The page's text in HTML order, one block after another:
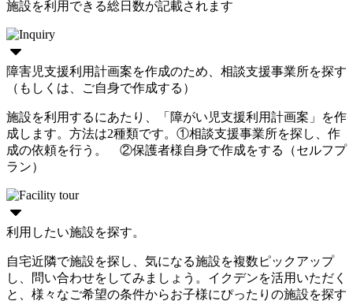
施設を利用できる総日数が記載されます
障害児支援利用計画案を作成のため、相談支援事業所を探す
（もしくは、ご自身で作成する）
施設を利用するにあたり、「障がい児支援利用計画案」を作
成します。方法は2種類です。①相談支援事業所を探し、作
成の依頼を行う。 ②保護者様自身で作成をする（セルフプ
ラン）
利用したい施設を探す。
自宅近隣で施設を探し、気になる施設を複数ピックアップ
し、問い合わせをしてみましょう。イクデンを活用いただく
と、様々なご希望の条件からお子様にぴったりの施設を探す